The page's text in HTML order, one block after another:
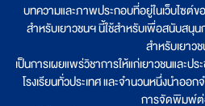
บทความและภาพประกอบที่อยู่ในเว็บไซต์
สำหรับเยาวชนฯ นี้ใช้สำหรับเพื่อสนับสนุ
สำหรับเยาว
เป็นการเผยแพร่วิชาการให้แก่เยาวชนและป
โรงเรียนทั่วประเทศ และจำนวนหนึ่งนำออ
การจัดพิมพ์ต่